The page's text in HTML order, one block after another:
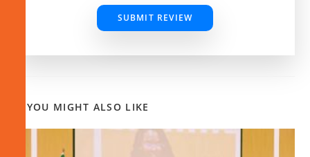
SUBMIT REVIEW
YOU MIGHT ALSO LIKE